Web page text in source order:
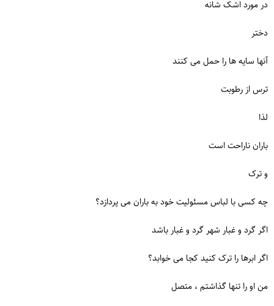
در مورد اشک شانه
دختر
آنها سایه ها را حمل می کنند
ترس از رطوبت
لذا
باران ناراحت است
و ترک
چه کسی با لباس مسئولیت خود به باران می پردازد؟
اگر گرد و غبار شهر گرد و غبار باشد
اگر ابرها را ترک کنید کجا می خوابد؟
من او را تنها گذاشتم ، متصل